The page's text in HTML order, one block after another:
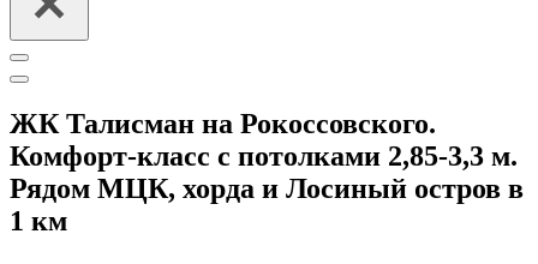
Меню
навигации
Меню
ЖК Талисман на Рокоссовского.
Комфорт-класс с потолками 2,85-3,3 м.
Рядом МЦК, хорда и Лосиный остров в
1 км